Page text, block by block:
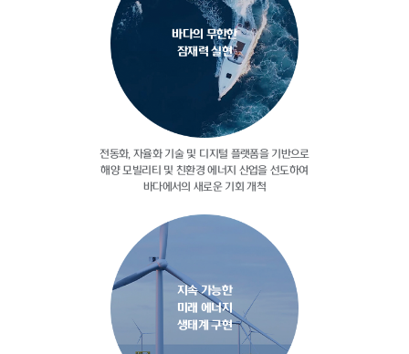
바다의 무한한
잠재력 실현
전동화, 자율화 기술 및 디지털 플랫폼을 기반으로
해양 모빌리티 및 친환경 에너지 산업을 선도하여
바다에서의 새로운 기회 개척
지속 가능한
미래 에너지
생태계 구현